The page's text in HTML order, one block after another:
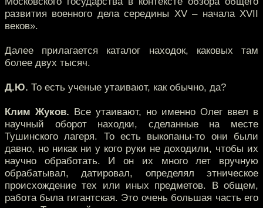
развития военного дела середины XV – начала XVII
веков».
Далее прилагается каталог находок, каковых там
более двух тысяч.
Д.Ю. То есть ученые утаивают, как обычно, да?
Клим Жуков. Все утаивают, но именно Олег ввел в
научный оборот находки, сделанные на месте
Тушинского лагеря. То есть выкопаны-то они были
давно, но никак ни у кого руки не доходили, чтобы их
научно обработать. И он их много лет вручную
обрабатывал, датировал, определял этническое
происхождение тех или иных предметов. В общем,
работа была гигантская. Это очень большая часть его